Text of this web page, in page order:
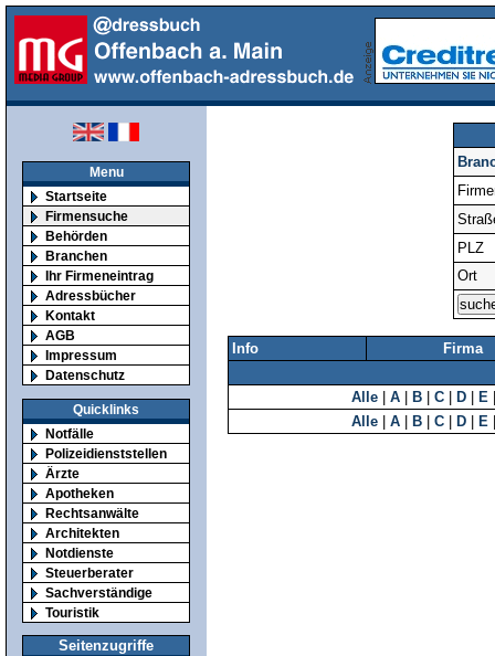
Menu
Startseite
Firmensuche
Behörden
Branchen
Ihr Firmeneintrag
Adressbücher
Kontakt
AGB
Impressum
Datenschutz
Quicklinks
Notfälle
Polizeidienststellen
Ärzte
Apotheken
Rechtsanwälte
Architekten
Notdienste
Steuerberater
Sachverständige
Touristik
Seitenzugriffe
PLZ
Ort
Info Firma
Alle A B C D E
Alle
A B C D E